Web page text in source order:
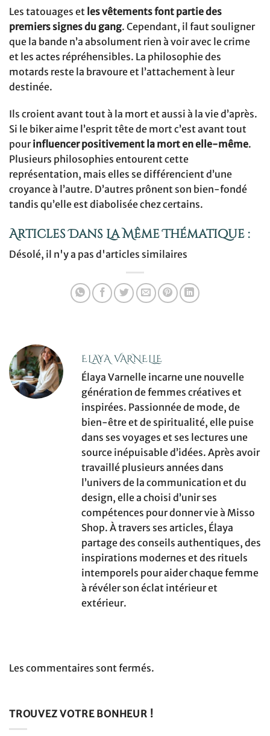
Les tatouages et les vêtements font partie des
premiers signes du gang. Cependant, il faut souligner
que la bande n’a absolument rien à voir avec le crime
et les actes répréhensibles. La philosophie des
motards reste la bravoure et l’attachement à leur
destinée.
Ils croient avant tout à la mort et aussi à la vie d’après.
Si le biker aime l’esprit tête de mort c’est avant tout
pourinfluencer positivement la mort en elle-même.
Plusieurs philosophies entourent cette
représentation, mais elles se différencient d’une
croyance à l’autre. D’autres prônent son bien-fondé
tandis qu’elle est diabolisée chez certains.
Articles Dans La Même Thématique :
Désolé, il n'y a pas d'articles similaires
ELAYA VARNELLE
Élaya Varnelle incarne une nouvelle
génération de femmes créatives et
inspirées. Passionnée de mode, de
bien-être et de spiritualité, elle puise
dans ses voyages et ses lectures une
source inépuisable d’idées. Après avoir
travaillé plusieurs années dans
l’univers de la communication et du
design, elle a choisi d’unir ses
compétences pour donner vie à Misso
Shop. À travers ses articles, Élaya
partage des conseils authentiques, des
inspirations modernes et des rituels
intemporels pour aider chaque femme
à révéler son éclat intérieur et
extérieur.
Les commentaires sont fermés.
TROUVEZ VOTRE BONHEUR !